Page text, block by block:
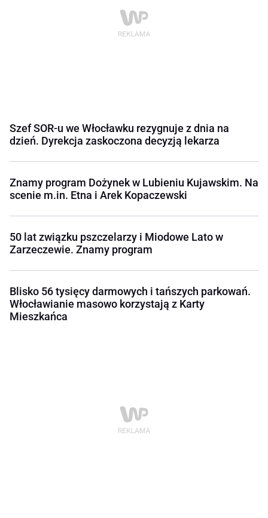
Szef SOR-u we Włocławku rezygnuje z dnia na
dzień. Dyrekcja zaskoczona decyzją lekarza
Znamy program Dożynek w Lubieniu Kujawskim. Na
scenie m.in. Etna i Arek Kopaczewski
50 lat związku pszczelarzy i Miodowe Lato w
Zarzeczewie. Znamy program
Blisko 56 tysięcy darmowych i tańszych parkowań.
Włocławianie masowo korzystają z Karty
Mieszkańca